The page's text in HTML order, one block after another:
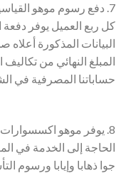
7. دفع رسوم موهو القياسية:
كل ربع العميل يوفر
البيانات المذكورة
المبلغ النهائي من تكاليف
حساباتنا المصرفية في
8. يوفر موهو اكسسوارات
الحاجة إلى الخدمة في
جوا ذهابا وإيابا ورسوم